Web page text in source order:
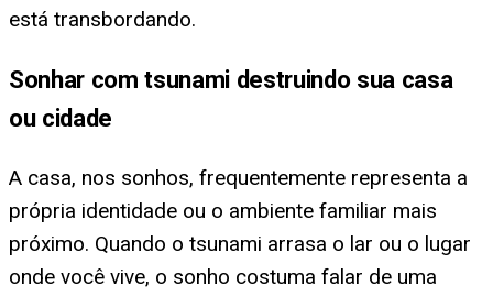
está transbordando.
Sonhar com tsunami destruindo sua casa
ou cidade
A casa, nos sonhos, frequentemente representa a
própria identidade ou o ambiente familiar mais
próximo. Quando o tsunami arrasa o lar ou o lugar
onde você vive, o sonho costuma falar de uma